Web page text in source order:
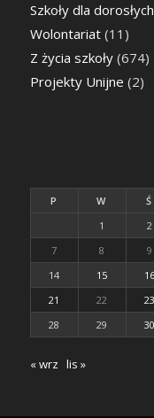
Szkoły dla dorosłych
Wolontariat(11)
Z życia szkoły(674)
Projekty Unijne (2)
P W Ś
1
2
7
8 9
14
15 16
21
22 23
28
29 30
« wrz lis »